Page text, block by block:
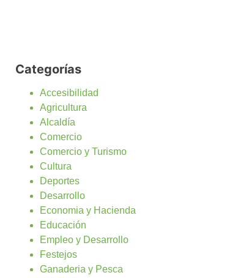
Categorías
Accesibilidad
Agricultura
Alcaldía
Comercio
Comercio y Turismo
Cultura
Deportes
Desarrollo
Economia y Hacienda
Educación
Empleo y Desarrollo
Festejos
Ganaderia y Pesca